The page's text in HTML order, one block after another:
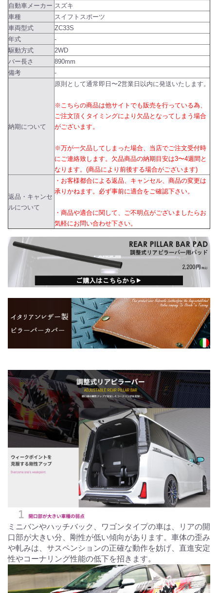
自動車メーカー スズキ
車種
スイフトスポーツ
車両型式
ZC33S
年式
-
駆動方式
2WD
バー長さ
890mm
備考
-
納期について
原則として通常即日〜2営業日以内に発送いたします。
※こちらの商品は他サイトでも販売を行っている為、
ご注文頂くタイミングにより欠品となってしまう場合
がございます。
※万が一欠品してしまった場合、当店でご注文受付時
にご連絡致します。欠品商品の納期目安は3〜4週間と
なります。(商品により前後する場合がございます)
返品・キャンセ
ルについて
・お客様都合による返品、キャンセル、商品の変更は
承りかねます。必ず事前に適合をご確認下さい。
・商品や適合に関して、ご不明点がございましたらお
気軽にお問い合わせ下さい。
ミニバンやハッチバック、ワゴンタイプの車は、リアの開
口部が大きい分、剛性が低い傾向があります。車体の歪み
や軋みは、サスペンションの正確な動作を妨げ、直進安定
性やコーナリング性能の低下を招きます。